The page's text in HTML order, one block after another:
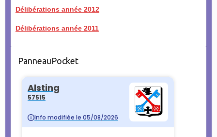
Délibérations année 2012
Délibérations année 2011
PanneauPocket